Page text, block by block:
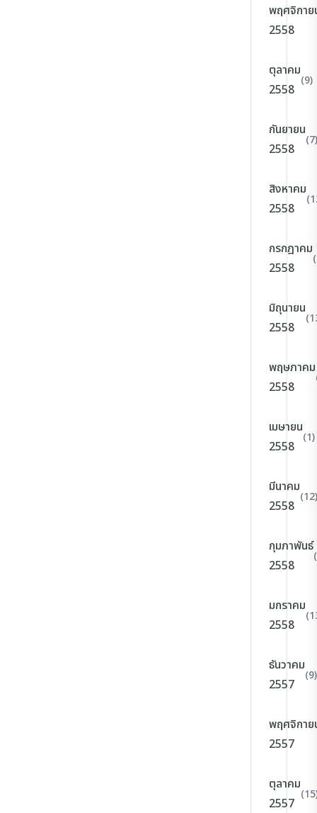
พฤศจิกาย
2558
ตุลาคม
2558
(9)
กันยายน
2558
(7)
สิงหาคม
2558
กรกฎาคม
2558
มิถุนายน
2558
พฤษภาคม
2558
เมษายน
2558
(1)
มีนาคม
2558
(12)
กุมภาพันธ์
2558
มกราคม
2558
ธันวาคม
2557
(9)
พฤศจิกาย
2557
ตุลาคม
2557